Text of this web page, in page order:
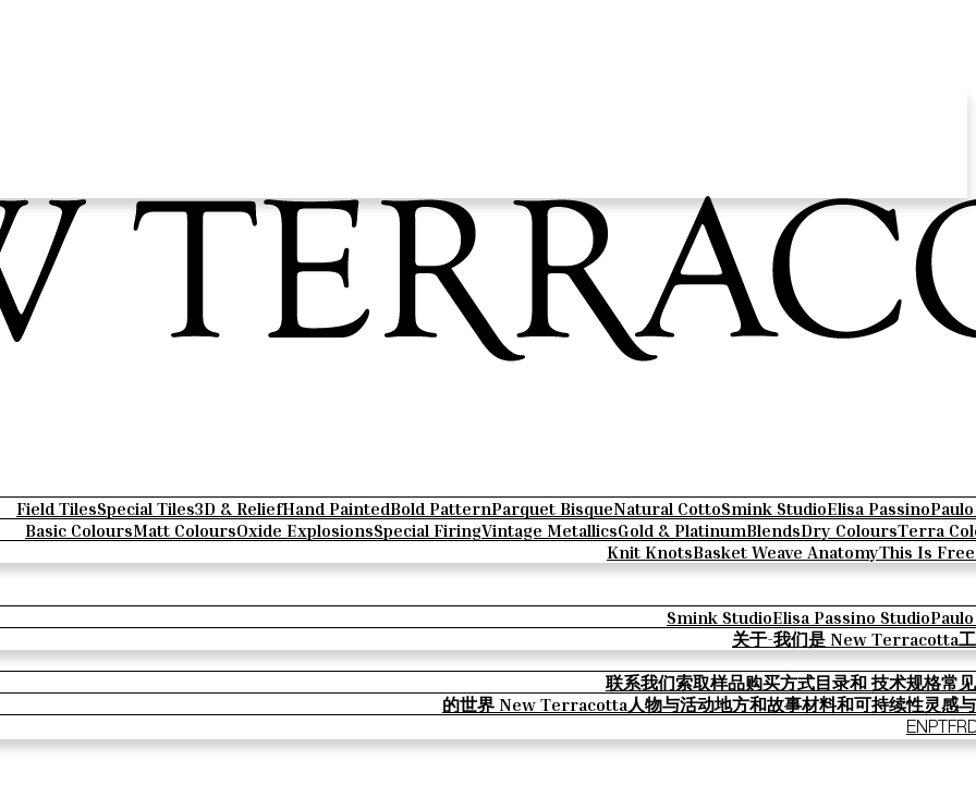
Field TilesSpecial Tiles3D & ReliefHand PaintedBold PatternParquet BisqueNatural CottoSmink StudioElisa Passino
Basic ColoursMatt ColoursOxide ExplosionsSpecial FiringVintage MetallicsGold & PlatinumBlendsDry ColoursTerra
Knit KnotsBasket Weave AnatomyThis Is
Smink StudioElisa Passino Studio
关于-我们是 New Terracotta
联系我们索取样品购买方式目录和 技术规格常
的世界 New Terracotta人物与活动地方和故事材料和可持续性灵感
EN PT FR